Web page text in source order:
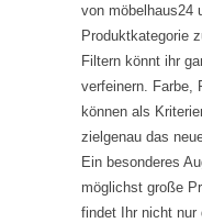
von möbelhaus24
Produktkategorie
Filtern könnt ihr
verfeinern. Farbe,
können als
zielgenau das
Ein besonderes
möglichst große
findet Ihr nicht nur